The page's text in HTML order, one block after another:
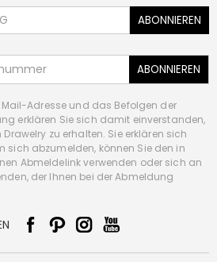
ABONNIEREN
ABONNIEREN
Mail-Adresse und das Befolgen der
erklären Sie sich damit einverstanden,
zu erhalten. Sie erklären sich
sich abzumelden, können Sie den in
Abmeldelink verwenden oder sich an
der Ihnen bei der Abmeldung